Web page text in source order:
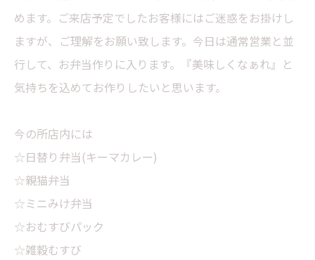
めます。ご来店予定でしたお客様にはご迷惑をお掛けし
ますが、ご理解をお願い致します。今日は通常営業と並
行して、お弁当作りに入ります。『美味しくなぁれ』と
気持ちを込めてお作りしたいと思います。
今の所店内には
☆日替り弁当(キーマカレー)
☆親猫弁当
☆ミニみけ弁当
☆おむすびパック
☆雑穀むすび